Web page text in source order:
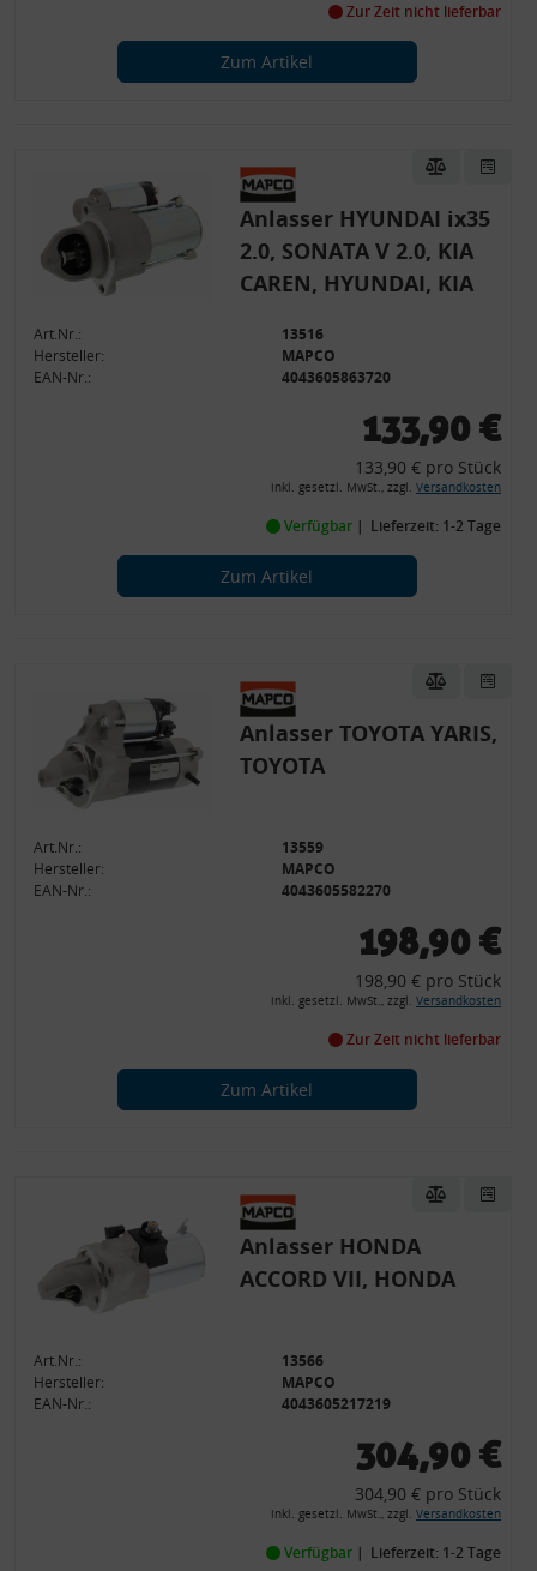
Zur Zeit nicht lieferbar
Zum Artikel
Anlasser HYUNDAI ix35
2.0, SONATA V 2.0, KIA
CAREN, HYUNDAI, KIA
Art.Nr.:
13516
Hersteller:
MAPCO
EAN-Nr.:
4043605863720
133,90 €
133,90 € pro Stück
inkl. gesetzl. MwSt., zzgl. Versandkosten
Verfügbar Lieferzeit: 1-2 Tage
Zum Artikel
Anlasser TOYOTA YARIS,
TOYOTA
Art.Nr.:
13559
Hersteller:
MAPCO
EAN-Nr.:
4043605582270
198,90 €
198,90 € pro Stück
inkl. gesetzl. MwSt., zzgl. Versandkosten
Zur Zeit nicht lieferbar
Zum Artikel
Anlasser HONDA
ACCORD VII, HONDA
Art.Nr.:
13566
Hersteller:
MAPCO
EAN-Nr.:
4043605217219
304,90 €
304,90 € pro Stück
inkl. gesetzl. MwSt., zzgl. Versandkosten
Verfügbar Lieferzeit: 1-2 Tage